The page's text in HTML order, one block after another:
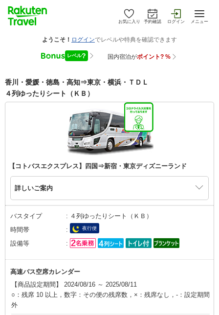
お気に入り 予約確認 ログイン メニュー
香川・愛媛・徳島・高知⇒東京・横浜・ＴＤＬ
４列ゆったりシート（ＫＢ）
【コトバスエクスプレス】四国⇒新宿・東京ディズニーランド
詳しいご案内
バスタイプ
４列ゆったりシート（ＫＢ）
時間帯
夜行便
設備等
高速バス空席カレンダー
【商品設定期間】 2024/08/16 ～ 2025/08/11
○：残席 10 以上，数字：その便の残席数，×：残席なし，-：設定期間
外